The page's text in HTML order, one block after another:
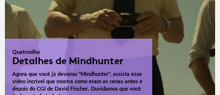
Quatroolho
Detalhes de Mindhunter
Agora que você já devorou "Mindhunter", assista esse
vídeo incrível que mostra como eram as cenas antes e
depois do CGI de David Fincher. Duvidamos que você